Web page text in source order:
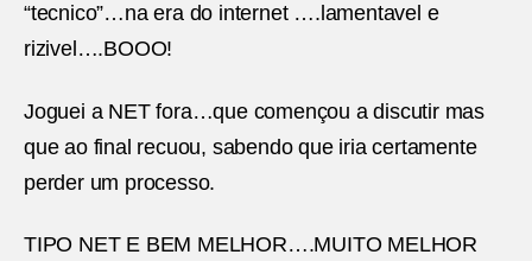
“tecnico”…na era do internet ….lamentavel e
rizivel….BOOO!
Joguei a NET fora…que començou a discutir mas
que ao final recuou, sabendo que iria certamente
perder um processo.
TIPO NET E BEM MELHOR….MUITO MELHOR